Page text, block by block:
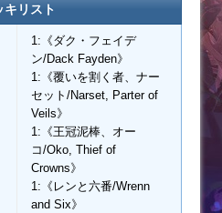
キリスト
1:《ダク・フェイデ
ン/Dack Fayden》
1:《覆いを割く者、ナー
セット/Narset, Parter of
Veils》
1:《王冠泥棒、オー
コ/Oko, Thief of
Crowns》
1:《レンと六番/Wrenn
and Six》